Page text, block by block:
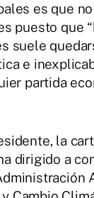
es que
puesto que
suele
e
partida
la
dirigido a